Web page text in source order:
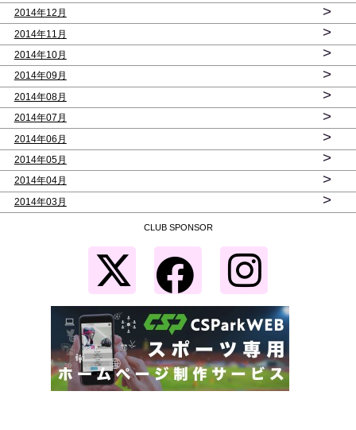
2014年12月 >
2014年11月 >
2014年10月 >
2014年09月 >
2014年08月 >
2014年07月 >
2014年06月 >
2014年05月 >
2014年04月 >
2014年03月 >
CLUB SPONSOR